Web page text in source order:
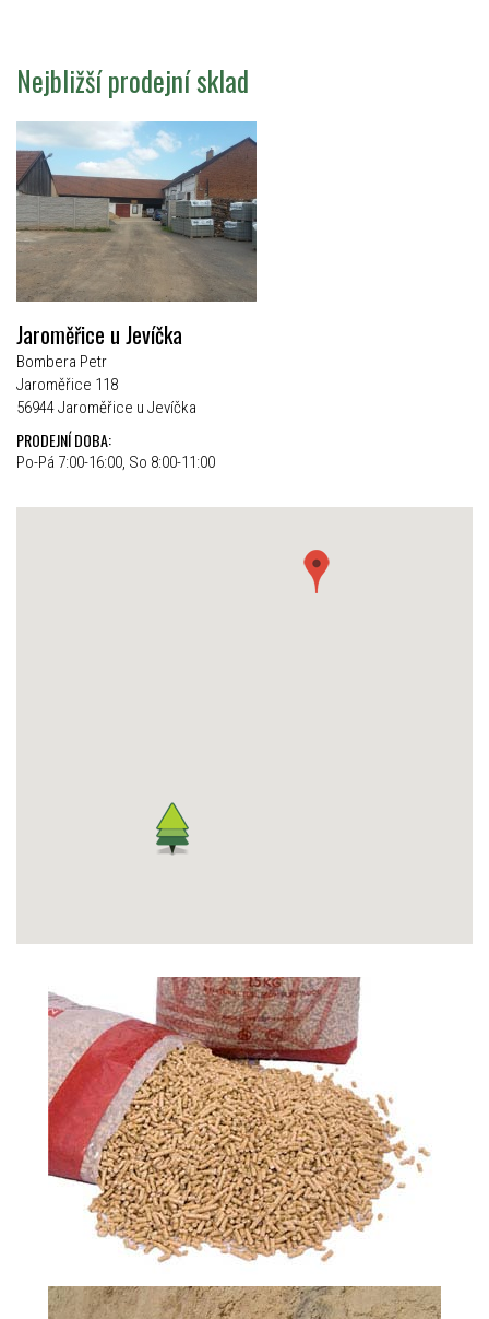
Nejbližší prodejní sklad
Jaroměřice u Jevíčka
Bombera Petr
Jaroměřice 118
56944 Jaroměřice u Jevíčka
PRODEJNÍ DOBA:
Po-Pá 7:00-16:00, So 8:00-11:00